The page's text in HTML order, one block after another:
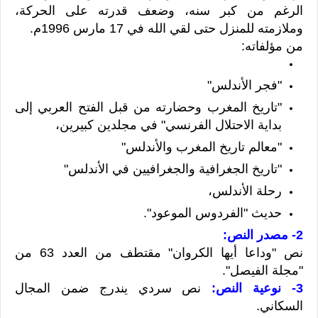
الرغم من كبر سنه، وضعف قدرته على الحركة،
وملازمته للمنزل حتى لقي الله في 17 مارس 1996م.
من مؤلفاته:
"فجر الأندلس"
"تاريخ المغرب وحضارته من قبل الفتح العربي إلى
بداية الاحتلال الفرنسي" في مجلدين كبيرين،
"معالم تاريخ المغرب والأندلس"
"تاريخ الجغرافية والجغرافيين في الأندلس"
رحلة الأندلس،
حديث "الفردوس الموعود".
2- مصدر النص:
نص "وداعا أيها الكروان" مقتطف من العدد 63 من
"مجلة الفيصل".
3- نوعية النص:
نص سردي يندرج ضمن المجال
السكاني.